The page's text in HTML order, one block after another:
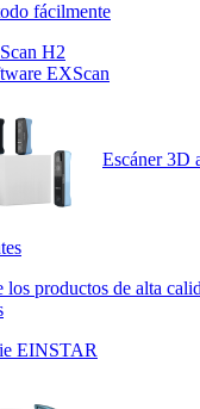
fácilmente
H2
EXScan
Escáner 3D
los productos de alta
EINSTAR